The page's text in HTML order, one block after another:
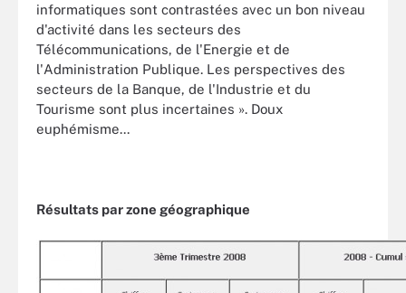
informatiques sont contrastées avec un bon niveau
d'activité dans les secteurs des
Télécommunications, de l'Energie et de
l'Administration Publique. Les perspectives des
secteurs de la Banque, de l'Industrie et du
Tourisme sont plus incertaines ». Doux
euphémisme...
Résultats par zone géographique